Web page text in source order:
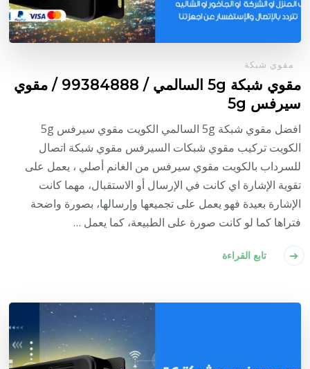
مقوي شبكة
مقوي شبكة 5g السالمي / 99384888 / مقوي
سيرفس 5g
افضل مقوي شبكة 5g السالمي الكويت مقوي سيرفس 5g
الكويت تركيب مقوي شبكات السيرفس مقوي شبكة اتصال
للسرداب بالكويت مقوي سيرفس من الغانم أصلي ، يعمل على
تقوية الإشارة اي كانت في الإرسال أو الاستقبال، مهما كانت
الإشارة بعيدة فهو يعمل على تجميعها وإرسالها، بصورة واضحة
فتراها كما لو كانت صورة على الطبيعة، كما يعمل …
تابع القراءة